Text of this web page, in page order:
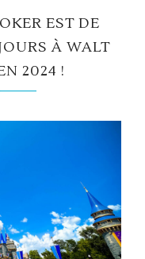
EST DE
À WALT
2024 !